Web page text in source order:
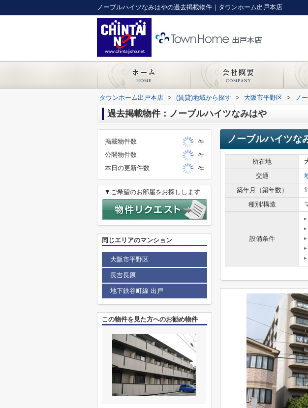
ノーブルハイツなみはやの過去掲載物件｜タウンホーム出戸本店
タウンホーム出戸本店 > (賃貸)地域から探す > 大阪市平野区 > ノ
過去掲載物件：ノーブルハイツなみはや
ノーブルハイツな
所在地
交通
築年月（築年数）
種別/構造
設備条件
掲載物件数
件
公開物件数
件
本日の更新件数
件
▼ご希望のお部屋をお探しします
同じエリアのマンション
大阪市平野区
長吉長原
地下鉄谷町線 出戸
この物件を見た方へのお勧め物件